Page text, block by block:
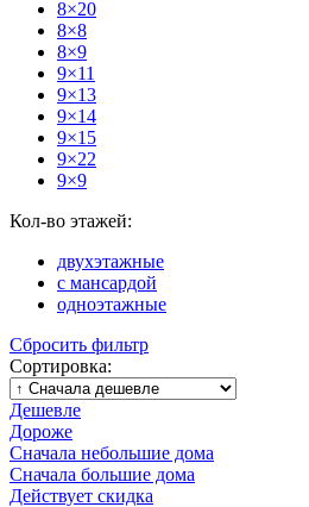
8×20
8×8
8×9
9×11
9×13
9×14
9×15
9×22
9×9
Кол-во этажей:
двухэтажные
с мансардой
одноэтажные
Сбросить фильтр
Сортировка:
Дешевле
Дороже
Сначала небольшие дома
Сначала большие дома
Действует скидка